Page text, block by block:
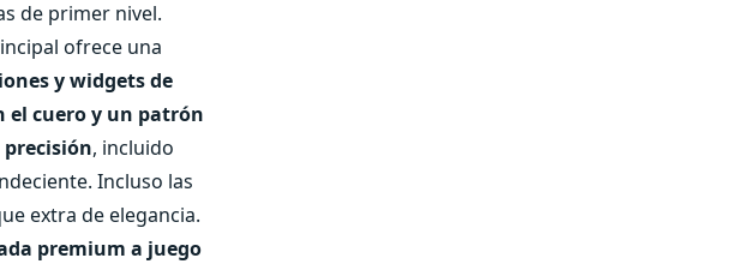
de primer nivel.
ofrece una
y widgets de
el cuero y un patrón
precisión, incluido
Incluso las
extra de elegancia.
premium a juego